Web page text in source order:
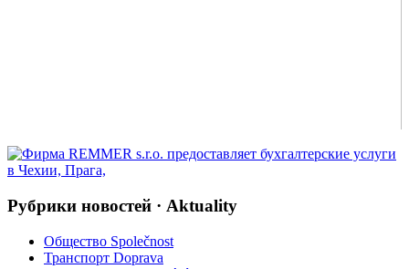
Рубрики новостей · Aktuality
Общество Společnost
Транспорт Doprava